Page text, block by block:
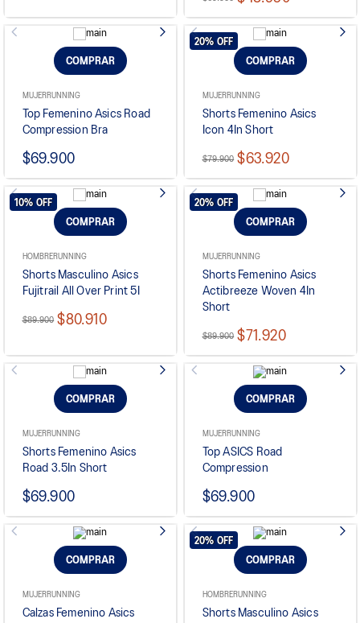
COMPRAR
MUJERRUNNING
Top Femenino Asics Road
Compression Bra
$69.900
COMPRAR
MUJERRUNNING
Shorts Femenino Asics
Icon 4In Short
$79.900 $63.920
20% OFF
COMPRAR
HOMBRERUNNING
Shorts Masculino Asics
Fujitrail All Over Print 5I
$89.900 $80.910
10% OFF
COMPRAR
MUJERRUNNING
Shorts Femenino Asics
Actibreeze Woven 4In
Short
$89.900 $71.920
20% OFF
COMPRAR
MUJERRUNNING
Shorts Femenino Asics
Road 3.5In Short
$69.900
COMPRAR
MUJERRUNNING
Top ASICS Road
Compression
$69.900
COMPRAR
MUJERRUNNING
Calzas Femenino Asics
COMPRAR
HOMBRERUNNING
Shorts Masculino Asics
20% OFF